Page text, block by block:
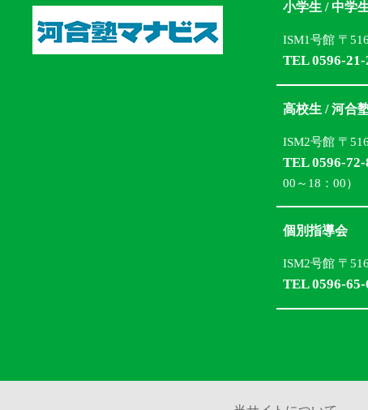
小学生 / 中学
ISM1号館 〒
TEL 0596-21-
高校生 / 河合
ISM2号館 〒
TEL 0596-72-
00～18：00）
個別指導会
ISM2号館 〒
TEL 0596-65-